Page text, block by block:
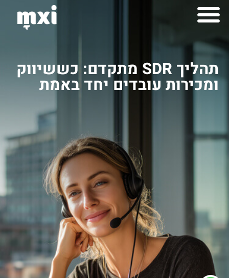
לתוכן
תהליך SDR מתקדם: כששיווק
ומכירות עובדים יחד באמת